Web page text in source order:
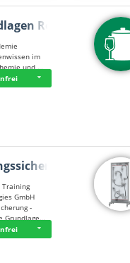
Rein…
im
und …
Training
GmbH
-
Grundlage…